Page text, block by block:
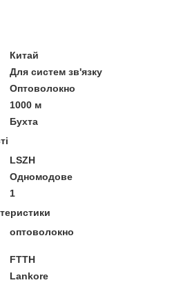
Китай
Для систем зв'язку
Оптоволокно
1000 м
Бухта
LSZH
Одномодове
1
оптоволокно
FTTH
Lankore